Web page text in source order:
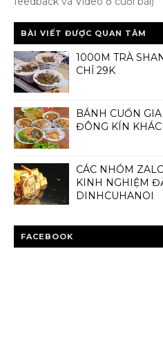
BÀI VIẾT ĐƯỢC QUAN TÂM
1000M TRÀ
CHỈ 29K
BÁNH CUỐN
ĐÔNG KÍN
CÁC NHÓM
KINH NGHIỆM
DINHCUHANOI
FACEBOOK